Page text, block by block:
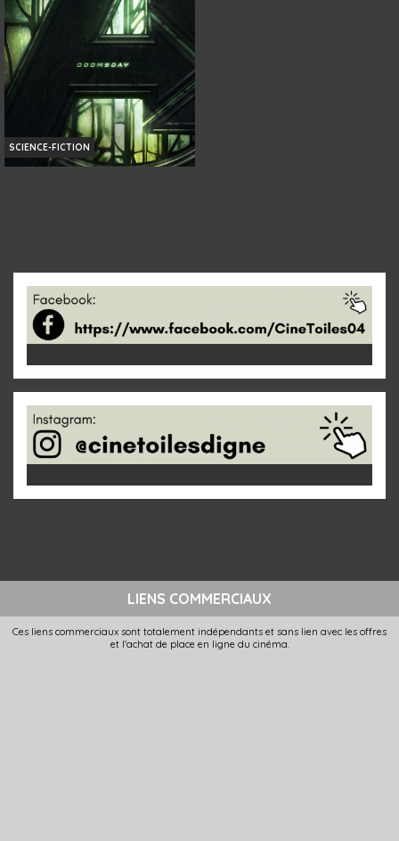
SCIENCE-FICTION
LIENS COMMERCIAUX
Ces liens commerciaux sont totalement indépendants et sans lien avec les offres
et l'achat de place en ligne du cinéma.